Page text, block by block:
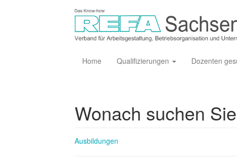
Home Qualifizierungen Dozenten
Wonach suchen
Ausbildungen